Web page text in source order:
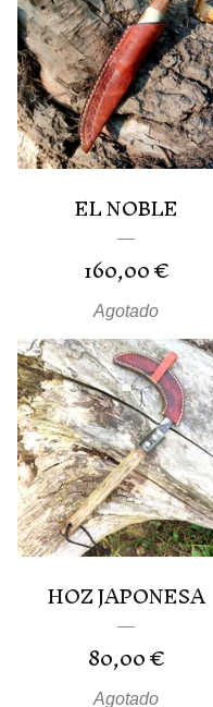
EL NOBLE
160,00€
Agotado
HOZ JAPONESA
80,00€
Agotado